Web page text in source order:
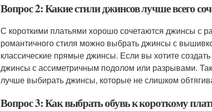
Вопрос 2: Какие стили джинсов лучше всего
С короткими платьями хорошо сочетаются джинсы с
романтичного стиля можно выбрать джинсы с
классические прямые джинсы. Если вы хотите
джинсы с ассиметричным подолом или разрывами.
лучше выбирать джинсы, которые не слишком
Вопрос 3: Как выбрать обувь к короткому